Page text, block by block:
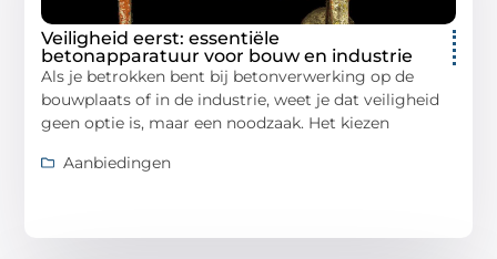
Veiligheid eerst: essentiële
betonapparatuur voor bouw en industrie
Als je betrokken bent bij betonverwerking op de
bouwplaats of in de industrie, weet je dat veiligheid
geen optie is, maar een noodzaak. Het kiezen
Aanbiedingen